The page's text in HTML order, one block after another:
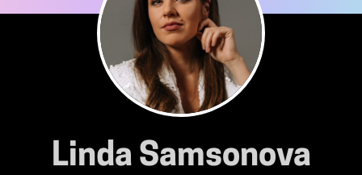
Linda Samsonova